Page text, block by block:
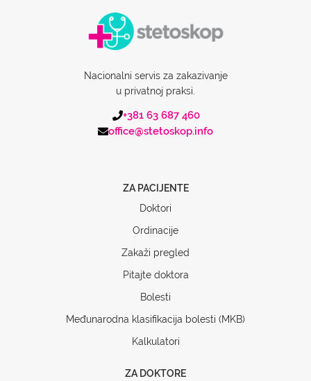
Nacionalni servis za zakazivanje
u privatnoj praksi.
+381 63 687 460
office@stetoskop.info
ZA PACIJENTE
Doktori
Ordinacije
Zakaži pregled
Pitajte doktora
Bolesti
Međunarodna klasifikacija bolesti (MKB)
Kalkulatori
ZA DOKTORE